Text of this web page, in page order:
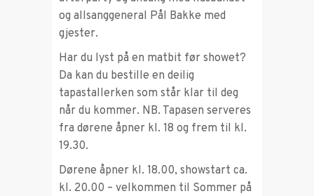
og allsanggeneral Pål Bakke med
gjester.
Har du lyst på en matbit før showet?
Da kan du bestille en deilig
tapastallerken som står klar til deg
når du kommer. NB. Tapasen serveres
fra dørene åpner kl. 18 og frem til kl.
19.30.
Dørene åpner kl. 18.00, showstart ca.
kl. 20.00 – velkommen til Sommer på